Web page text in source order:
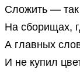
Сложить — так
На сборищах,
А главных
И не купил